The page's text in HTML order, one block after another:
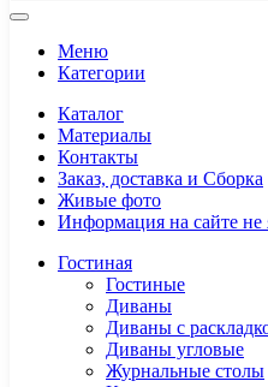
Меню
Категории
Каталог
Материалы
Контакты
Заказ, доставка и Сборка
Живые фото
Информация на сайте не
Гостиная
Гостиные
Диваны
Диваны с
Диваны угловые
Журнальные столы